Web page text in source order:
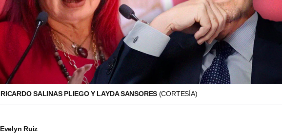
RICARDO SALINAS PLIEGO Y LAYDA SANSORES (CORTESÍA)
Evelyn Ruiz